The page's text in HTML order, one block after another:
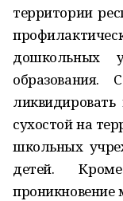
территории
дошкольных
образования.
сухостой на
школьных
детей.
проникновение